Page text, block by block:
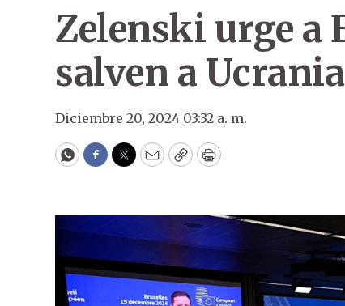
Zelenski urge a
salven a Ucrania
Diciembre 20, 2024 03:32 a. m.
WhatsApp
Facebook
Twitter
EmailCopyPrint